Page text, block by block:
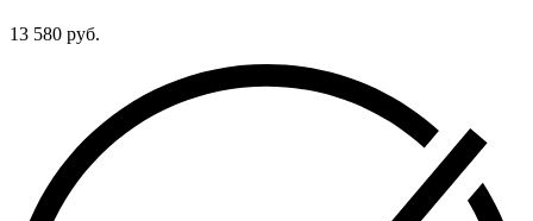
13 580 руб.